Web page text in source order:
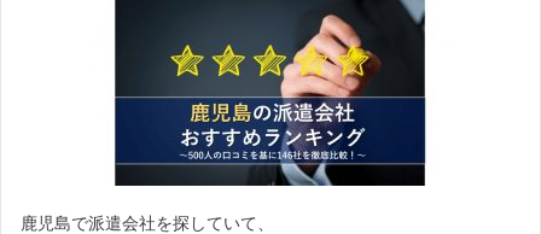
鹿児島で派遣会社を探していて、